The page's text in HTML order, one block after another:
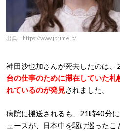
出典：https://www.jprime.jp/
神田沙也加さんが死去したのは、
台の仕事のために滞在していた
れているのが発見されました。
病院に搬送されるも、21時40分
ュースが、日本中を駆け巡った